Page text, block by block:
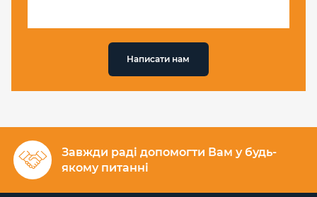
Написати нам
Завжди раді допомогти Вам у будь-
якому питанні